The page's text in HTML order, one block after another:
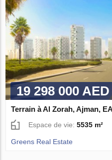
19 298 000 AED
Terrain à Al Zorah, Ajman,
Espace de vie:5535 m²
Greens Real Estate